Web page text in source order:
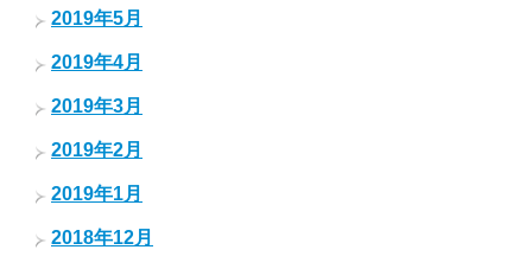
2019年5月
2019年4月
2019年3月
2019年2月
2019年1月
2018年12月